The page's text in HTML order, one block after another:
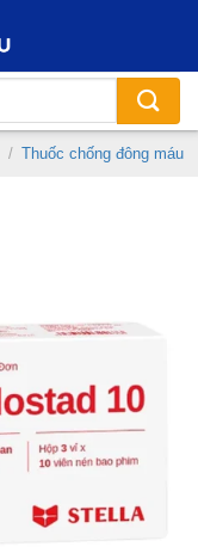
/ Thuốc chống đông máu